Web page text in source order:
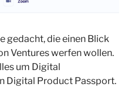
gedacht, die einen Blick
Ventures werfen wollen.
um Digital
Digital Product Passport.